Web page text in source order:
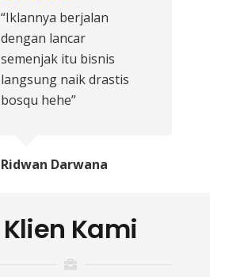
“Iklannya berjalan
dengan lancar
semenjak itu bisnis
langsung naik drastis
bosqu hehe”
Ridwan Darwana
Klien Kami